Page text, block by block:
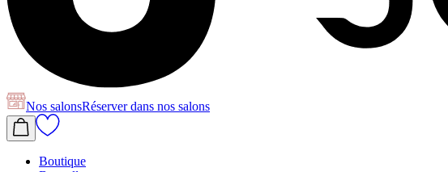
Nos salonsRéserverdans nos salons
Boutique